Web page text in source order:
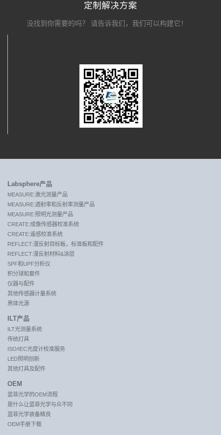
定制解决方案
没找到你需要的吗？ 请告诉我们，我们可以构建它！
Labsphere产品
MEASURE:激光测量产品
MEASURE:透射率和反射率测量产品
MEASURE:照明光测量产品
CREATE:成像传感器校准系统
CREATE:遥感校准系统
REFLECT:漫反射目标板，标准板和配件
REFLECT:漫反射材料&涂层
SPF和UPF分析仪
积分球和套件
仪器与配件
其他传感器计量系统
黑体光源
ILT产品
ILT光测量系统
传统灯具
ISO/IEC光度计校准服务
LED照明创新
其他灯具及配件
OEM
蓝菲光学的OEM流程
是什么让蓝菲光学与众不同
蓝菲光学装备精良
OEM手册下载